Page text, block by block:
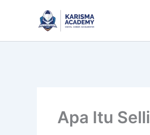
Apa Itu